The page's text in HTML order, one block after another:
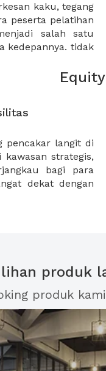
kaku, tegang
peserta pelatihan
salah satu
kedepannya. tidak
untuk kebutuhan
pencakar langit di
strategis,
bagi para
dekat dengan
perkantoran di
produk
produk